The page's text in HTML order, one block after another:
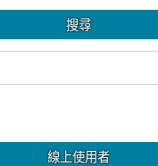
搜尋
線上使用者